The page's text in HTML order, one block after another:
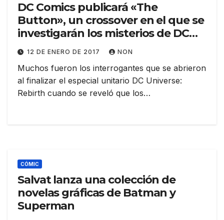
DC Comics publicará «The
Button», un crossover en el que se
investigarán los misterios de DC
Universe: Rebirth
12 DE ENERO DE 2017 NON
Muchos fueron los interrogantes que se abrieron
al finalizar el especial unitario DC Universe:
Rebirth cuando se reveló que los…
CÓMIC
Salvat lanza una colección de
novelas gráficas de Batman y
Superman